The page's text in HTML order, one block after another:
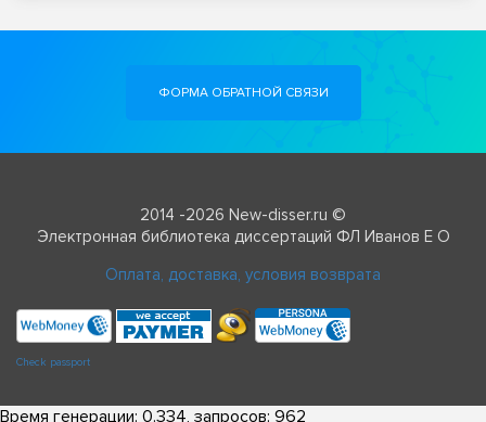
ФОРМА ОБРАТНОЙ СВЯЗИ
2014 -2026 New-disser.ru ©
Электронная библиотека диссертаций ФЛ Иванов Е О
Оплата, доставка, условия возврата
Check passport
Время генерации: 0.334, запросов: 962